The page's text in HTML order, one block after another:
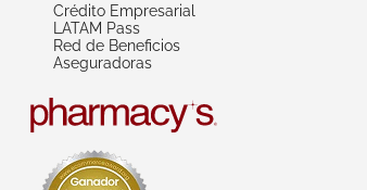
Crédito Empresarial
LATAM Pass
Red de Beneficios
Aseguradoras